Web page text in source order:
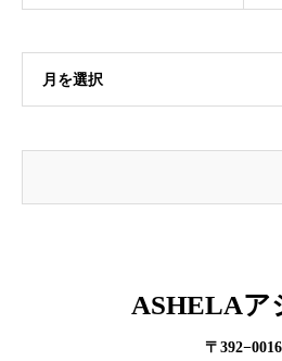
月を選択
ASHELAア
〒392−0016